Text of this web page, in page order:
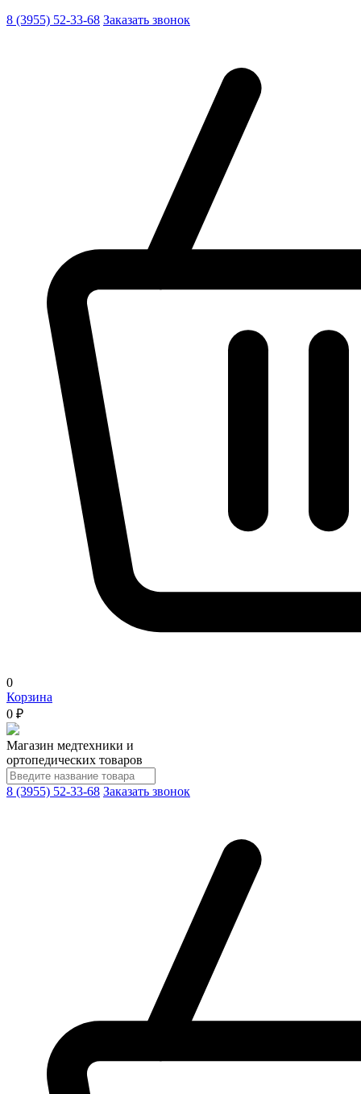
8 (3955) 52-33-68 Заказать звонок
0
Корзина
0 ₽
Магазин медтехники и
ортопедических товаров
8 (3955) 52-33-68 Заказать звонок